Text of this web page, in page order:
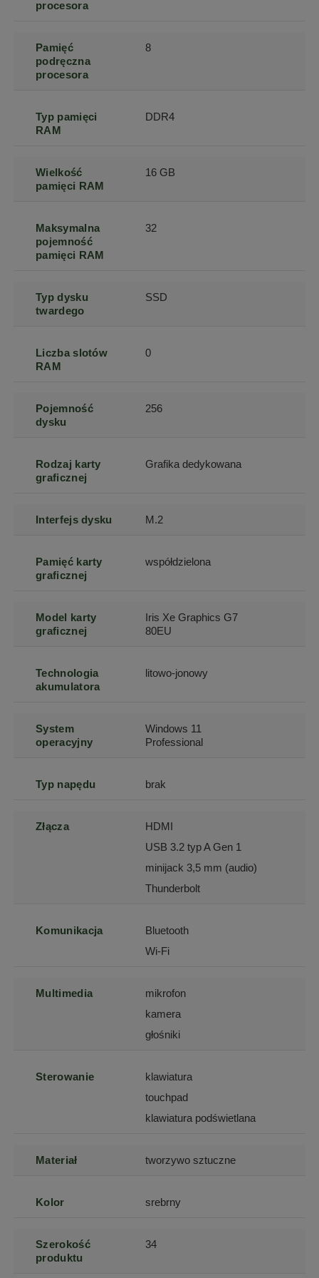
procesora
Pamięć
podręczna
procesora
8
Typ pamięci
RAM
DDR4
Wielkość
pamięci RAM
16 GB
Maksymalna
pojemność
pamięci RAM
32
Typ dysku
twardego
SSD
Liczba slotów
RAM
0
Pojemność
dysku
256
Rodzaj karty
graficznej
Grafika dedykowana
Interfejs dysku M.2
Pamięć karty
graficznej
współdzielona
Model karty
graficznej
Iris Xe Graphics G7
80EU
Technologia
akumulatora
litowo-jonowy
System
operacyjny
Windows 11
Professional
Typ napędu brak
Złącza
HDMI
USB 3.2 typ A Gen 1
minijack 3,5 mm (audio)
Thunderbolt
Komunikacja
Bluetooth
Wi-Fi
Multimedia
mikrofon
kamera
głośniki
Sterowanie
klawiatura
touchpad
klawiatura podświetlana
Materiał tworzywo sztuczne
Kolor srebrny
Szerokość
produktu
34